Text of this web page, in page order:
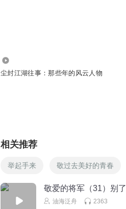
尘封江湖往事：那些年的风云人物
相关推荐
举起手来 敬过去美好的青春
敬爱的将军（31）别
油海泛舟 2363